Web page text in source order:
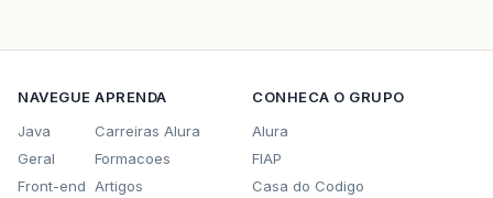
NAVEGUE
Java
Geral
Front-end
APRENDA
Carreiras Alura
Formacoes
Artigos
CONHECA O GRUPO
Alura
FIAP
Casa do Codigo